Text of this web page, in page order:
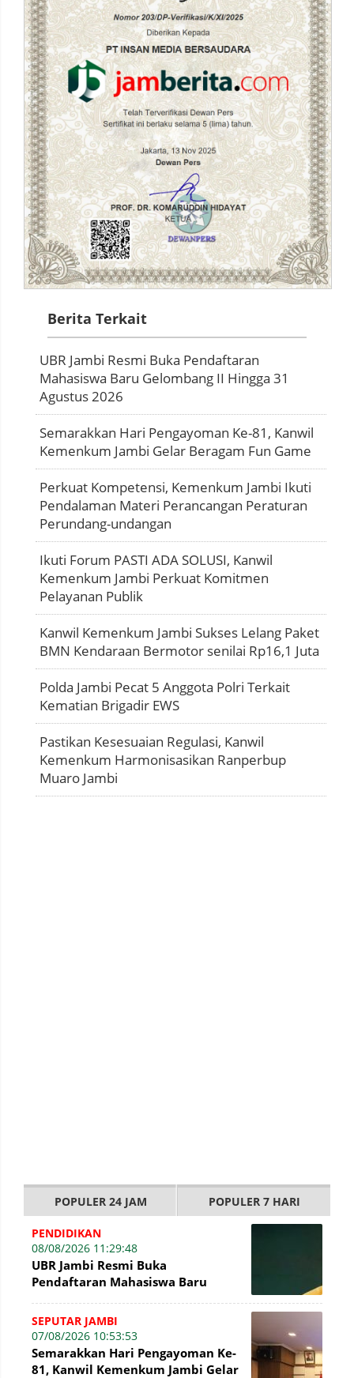
Berita Terkait
UBR Jambi Resmi Buka Pendaftaran
Mahasiswa Baru Gelombang II Hingga 31
Agustus 2026
Semarakkan Hari Pengayoman Ke-81, Kanwil
Kemenkum Jambi Gelar Beragam Fun Game
Perkuat Kompetensi, Kemenkum Jambi Ikuti
Pendalaman Materi Perancangan Peraturan
Perundang-undangan
Ikuti Forum PASTI ADA SOLUSI, Kanwil
Kemenkum Jambi Perkuat Komitmen
Pelayanan Publik
Kanwil Kemenkum Jambi Sukses Lelang Paket
BMN Kendaraan Bermotor senilai Rp16,1 Juta
Polda Jambi Pecat 5 Anggota Polri Terkait
Kematian Brigadir EWS
Pastikan Kesesuaian Regulasi, Kanwil
Kemenkum Harmonisasikan Ranperbup
Muaro Jambi
POPULER 24 JAM POPULER 7 HARI
PENDIDIKAN
08/08/2026 11:29:48
UBR Jambi Resmi Buka
Pendaftaran Mahasiswa Baru
2026
SEPUTAR JAMBI
07/08/2026 10:53:53
Semarakkan Hari Pengayoman Ke-
81, Kanwil Kemenkum Jambi Gelar